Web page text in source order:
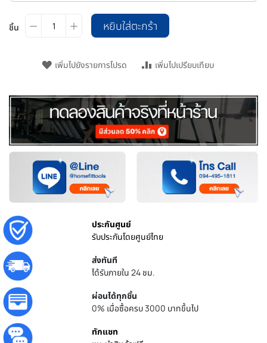
ชิ้น หยิบใส่ตะกร้า
เพิ่มไปยังรายการโปรด เพิ่มไปเปรียบเทียบ
ประกันศูนย์
รับประกันโดยศูนย์ไทย
ส่งทันที
ได้รับภายใน 24 ชม.
ผ่อนได้ทุกชิ้น
0% เมื่อซื้อครบ 3000 บาทขึ้นไป
ทักแชท